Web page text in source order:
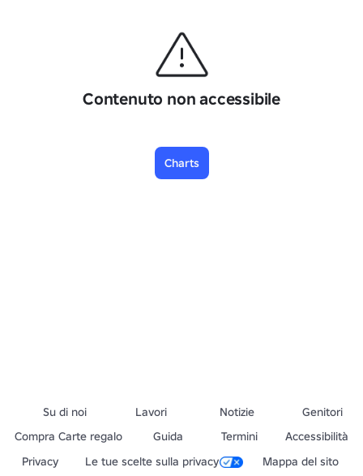
Contenuto non accessibile
Charts
Su di noi Lavori Notizie
Genitori
Compra Carte regalo
Guida Termini
Accessibilità
Privacy
Le tue scelte sulla privacy Mappa del sito